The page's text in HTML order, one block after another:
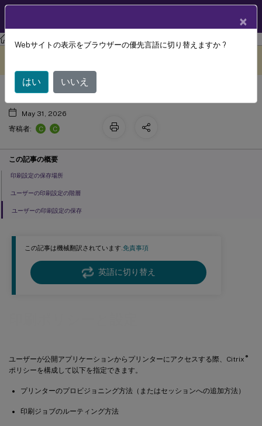
Citrix Virtual Apps and Desktops 7 2203 LTSR
この記事は機械翻訳されています.免責事項
英語に切り替え
ユーザーが公開アプリケーションからプリンターにアクセスする際、Citrix ®
ポリシーを構成して以下を指定できます。
プリンターのプロビジョニング方法（またはセッションへの追加方法）
印刷ジョブのルーティング方法
印刷ポリシーと設定
May 31, 2026
寄稿者:
C C
この記事の概要
印刷設定の保存場所
ユーザーの印刷設定の階層
ユーザーの印刷設定の保存
×
Webサイトの表示をブラウザーの優先言語に切り替えますか ?
はい いいえ